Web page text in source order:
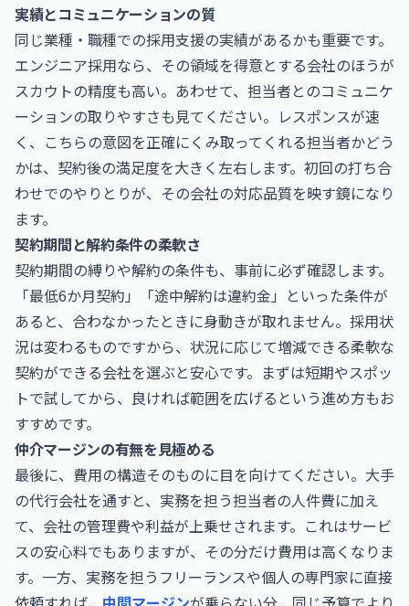
実績とコミュニケーションの質
同じ業種・職種での採用支援の実績があるかも重要です。
エンジニア採用なら、その領域を得意とする会社のほうが
スカウトの精度も高い。あわせて、担当者とのコミュニケ
ーションの取りやすさも見てください。レスポンスが速
く、こちらの意図を正確にくみ取ってくれる担当者かどう
かは、契約後の満足度を大きく左右します。初回の打ち合
わせでのやりとりが、その会社の対応品質を映す鏡になり
ます。
契約期間と解約条件の柔軟さ
契約期間の縛りや解約の条件も、事前に必ず確認します。
「最低6か月契約」「途中解約は違約金」といった条件が
あると、合わなかったときに身動きが取れません。採用状
況は変わるものですから、状況に応じて増減できる柔軟な
契約ができる会社を選ぶと安心です。まずは短期やスポッ
トで試してから、良ければ範囲を広げるという進め方もお
すすめです。
仲介マージンの有無を見極める
最後に、費用の構造そのものに目を向けてください。大手
の代行会社を通すと、実務を担う担当者の人件費に加え
て、会社の管理費や利益が上乗せされます。これはサービ
スの安心料でもありますが、その分だけ費用は高くなりま
す。一方、実務を担うフリーランスや個人の専門家に直接